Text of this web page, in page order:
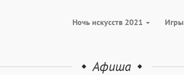
Ночь искусств 2021 Игры
Афиша